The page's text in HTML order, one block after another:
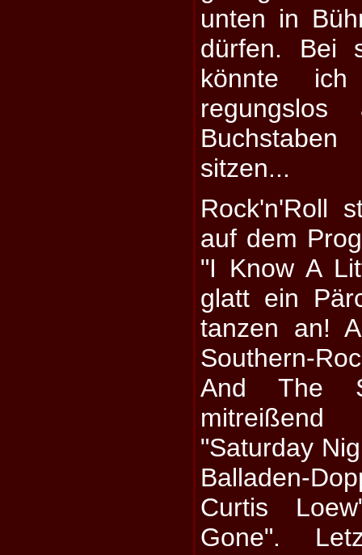
unten in
dürfen. Bei
könnte
sitzen...
Rock'n'Roll
auf dem
"I Know A
glatt ein
tanzen an!
Southern-
And The
"Saturday
Balladen-
Curtis
Gone".